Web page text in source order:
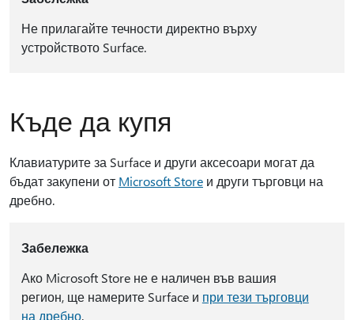
Не прилагайте течности директно върху
устройството Surface.
Къде да купя
Клавиатурите за Surface и други аксесоари могат да
бъдат закупени от Microsoft Store и други търговци на
дребно.
Забележка
Ако Microsoft Store не е наличен във вашия
регион, ще намерите Surface и при тези търговци
на дребно.